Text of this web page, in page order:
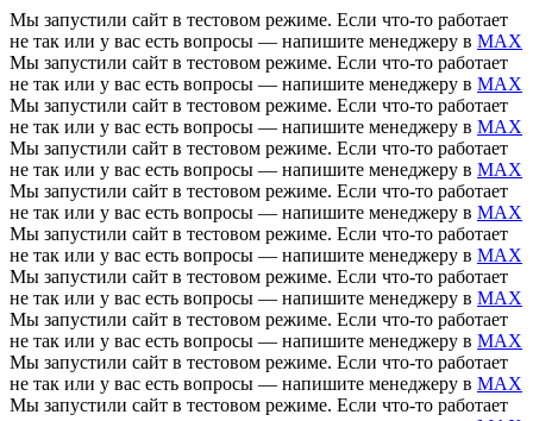
Мы запустили сайт в тестовом режиме. Если что-то работает
не так или у вас есть вопросы — напишите менеджеру в MAX
Мы запустили сайт в тестовом режиме. Если что-то работает
не так или у вас есть вопросы — напишите менеджеру в MAX
Мы запустили сайт в тестовом режиме. Если что-то работает
не так или у вас есть вопросы — напишите менеджеру в MAX
Мы запустили сайт в тестовом режиме. Если что-то работает
не так или у вас есть вопросы — напишите менеджеру в MAX
Мы запустили сайт в тестовом режиме. Если что-то работает
не так или у вас есть вопросы — напишите менеджеру в MAX
Мы запустили сайт в тестовом режиме. Если что-то работает
не так или у вас есть вопросы — напишите менеджеру в MAX
Мы запустили сайт в тестовом режиме. Если что-то работает
не так или у вас есть вопросы — напишите менеджеру в MAX
Мы запустили сайт в тестовом режиме. Если что-то работает
не так или у вас есть вопросы — напишите менеджеру в MAX
Мы запустили сайт в тестовом режиме. Если что-то работает
не так или у вас есть вопросы — напишите менеджеру в MAX
Мы запустили сайт в тестовом режиме. Если что-то работает